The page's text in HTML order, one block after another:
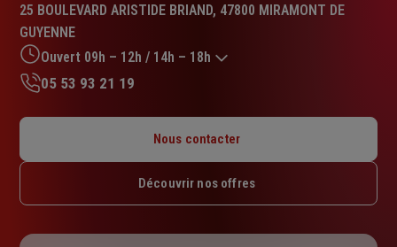
4.9
sur
5
étoiles
25 BOULEVARD ARISTIDE BRIAND, 47800 MIRAMONT DE
GUYENNE
Ouvert 09h – 12h / 14h – 18h
Mardi : 09h – 12h / 14h – 18h
Jeudi : 09h – 12h / 15h – 18h
Dimanche : Fermé
05 53 93 21 19
Nous contacter
Découvrir nos offres